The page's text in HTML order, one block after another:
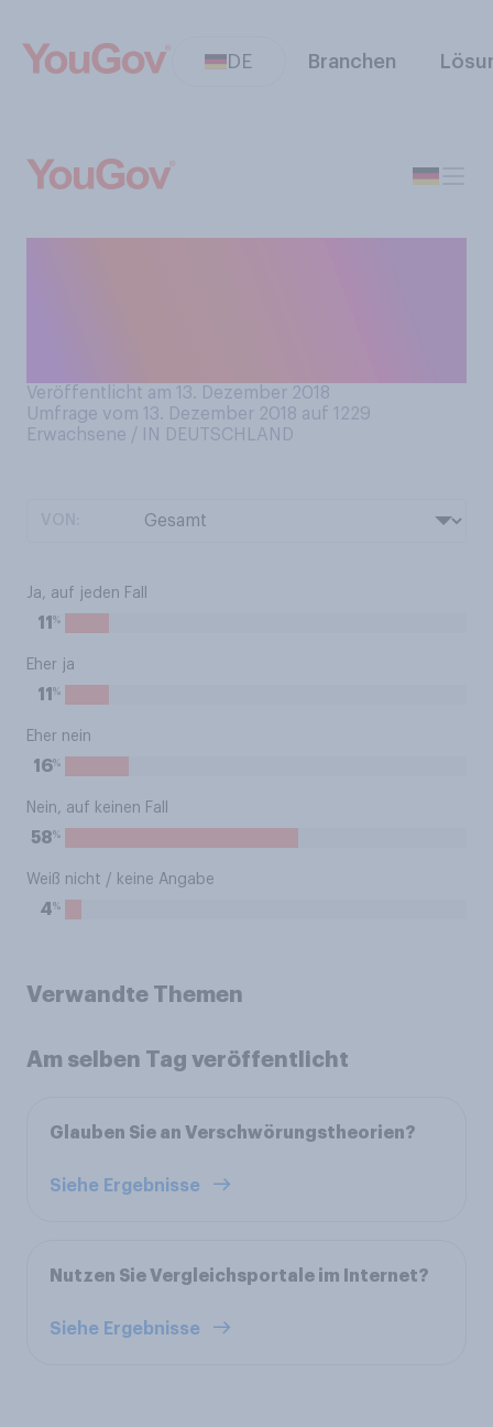
DE Branchen
Veröffentlicht am 13. Dezember 2018
Umfrage vom 13. Dezember 2018 auf 1229
Erwachsene / IN DEUTSCHLAND
Ja, auf jeden Fall
11 %
Eher ja
11 %
Eher nein
16%
Nein, auf keinen Fall
58%
Weiß nicht / keine Angabe
4%
Verwandte Themen
Am selben Tag veröffentlicht
Glauben Sie an Verschwörungstheorien?
Siehe Ergebnisse
Nutzen Sie Vergleichsportale im Internet?
Siehe Ergebnisse